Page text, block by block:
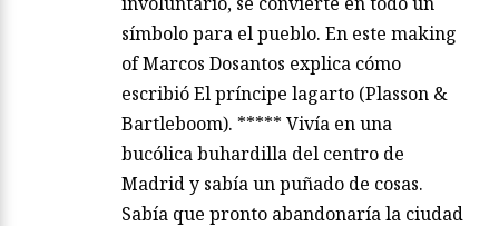
símbolo para el pueblo. En este making
of Marcos Dosantos explica cómo
escribió El príncipe lagarto (Plasson &
Bartleboom). ***** Vivía en una
bucólica buhardilla del centro de
Madrid y sabía un puñado de cosas.
Sabía que pronto abandonaría la ciudad